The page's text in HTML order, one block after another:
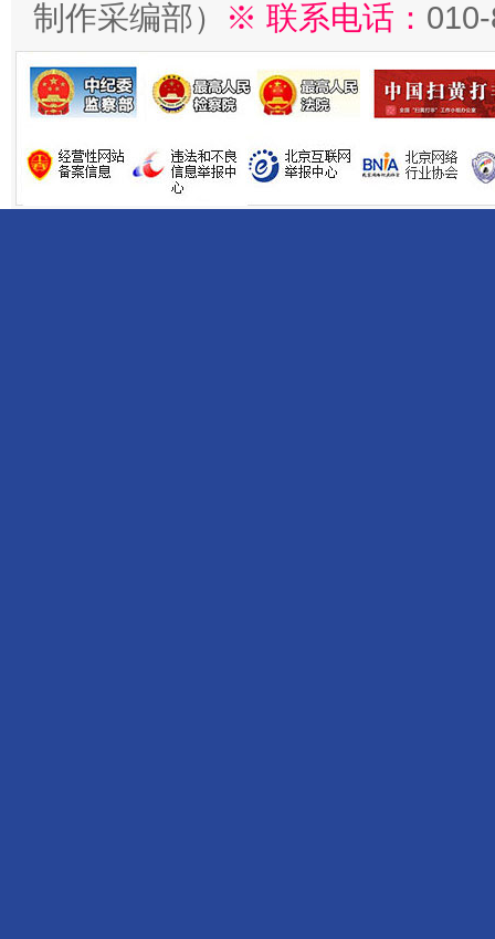
制作采编部） ※ 联系电话：